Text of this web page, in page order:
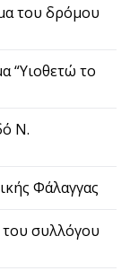
του δρόμου
“Υιοθετώ το
Ν.
Φάλαγγας
του συλλόγου